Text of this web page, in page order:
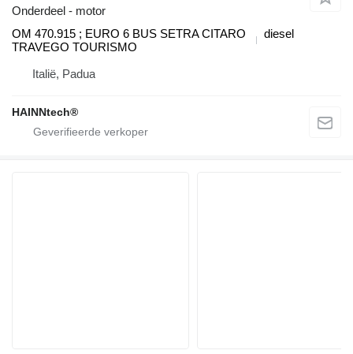
Onderdeel - motor
OM 470.915 ; EURO 6 BUS SETRA CITARO
TRAVEGO TOURISMO
diesel
Italië, Padua
HAINNtech®